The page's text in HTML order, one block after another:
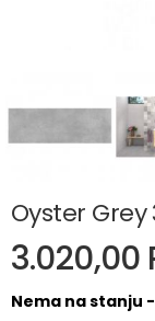
Oyster Grey
3.020,00
Nema na stanju